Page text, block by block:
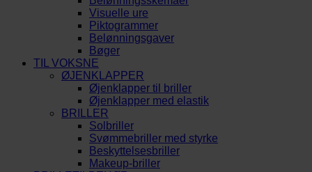
Visuelle ure
Piktogrammer
Belønningsgaver
Bøger
TIL VOKSNE
ØJENKLAPPER
Øjenklapper til briller
Øjenklapper med elastik
BRILLER
Solbriller
Svømmebriller med styrke
Beskyttelsesbriller
Makeup-briller